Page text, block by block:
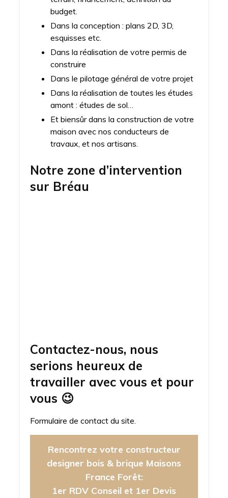
budget.
Dans la conception : plans 2D, 3D,
esquisses etc.
Dans la réalisation de votre permis de
construire
Dans le pilotage général de votre projet
Dans la réalisation de toutes les études
amont : études de sol…
Et biensûr dans la construction de votre
maison avec nos conducteurs de
travaux, et nos artisans.
Notre zone d’intervention
sur Bréau
Contactez-nous, nous
serions heureux de
travailler avec vous et pour
vous 😉
Formulaire de contact du site.
Rencontrez votre constructeur
designer bois & brique Maisons
France Forêt:
1er RDV Conseil et 1er Devis